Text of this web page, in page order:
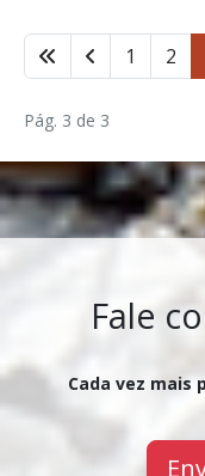
1 2
Pág. 3 de 3
Fale
Cada vez mais